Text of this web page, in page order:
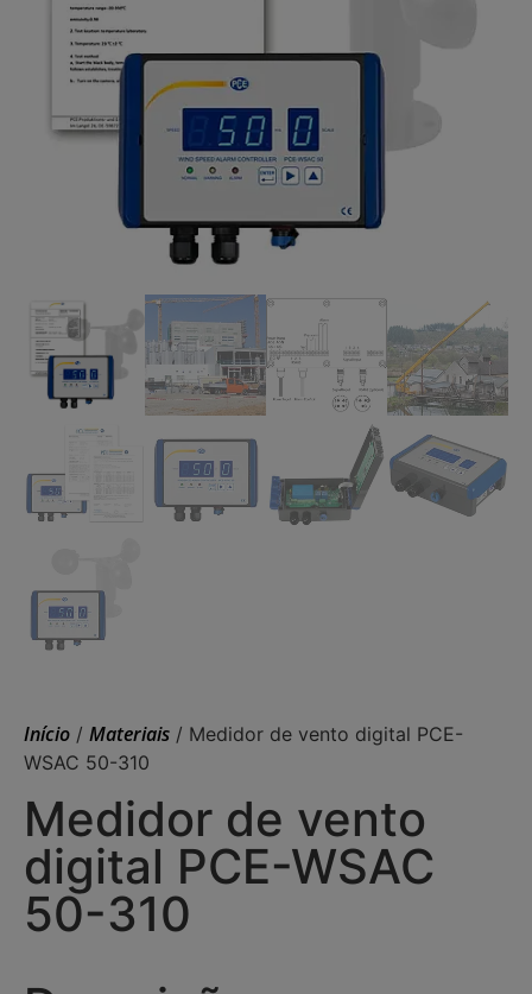
Início / Materiais / Medidor de vento digital PCE-
WSAC 50-310
Medidor de vento
digital PCE-WSAC
50-310